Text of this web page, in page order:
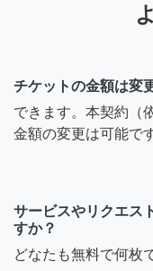
チケットの金額は変
できます。本契約（
金額の変更は可能で
サービスやリクエス
すか？
どなたも無料で何枚